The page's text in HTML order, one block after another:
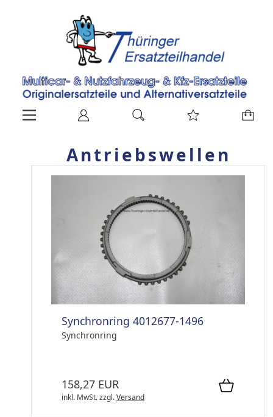
Antriebswellen
Synchronring 4012677-1496
Synchronring
158,27 EUR
inkl. MwSt.zzgl.Versand